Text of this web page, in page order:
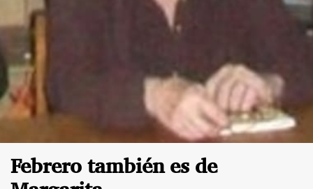
Febrero también es de